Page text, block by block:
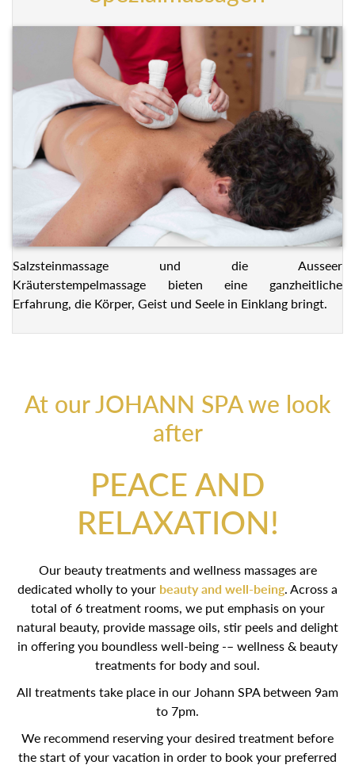
Salzsteinmassage und die Ausseer
Kräuterstempelmassage bieten eine ganzheitliche
Erfahrung, die Körper, Geist und Seele in Einklang bringt.
At our JOHANN SPA we look
after
PEACE AND
RELAXATION!
Our beauty treatments and wellness massages are
dedicated wholly to your beauty and well-being. Across a
total of 6 treatment rooms, we put emphasis on your
natural beauty, provide massage oils, stir peels and delight
in offering you boundless well-being -– wellness & beauty
treatments for body and soul.
All treatments take place in our Johann SPA between 9am
to 7pm.
We recommend reserving your desired treatment before
the start of your vacation in order to book your preferred